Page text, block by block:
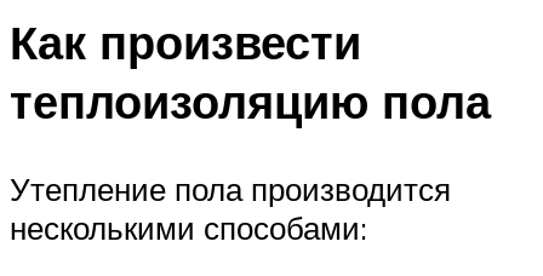
Как произвести
теплоизоляцию пола
Утепление пола производится
несколькими способами: